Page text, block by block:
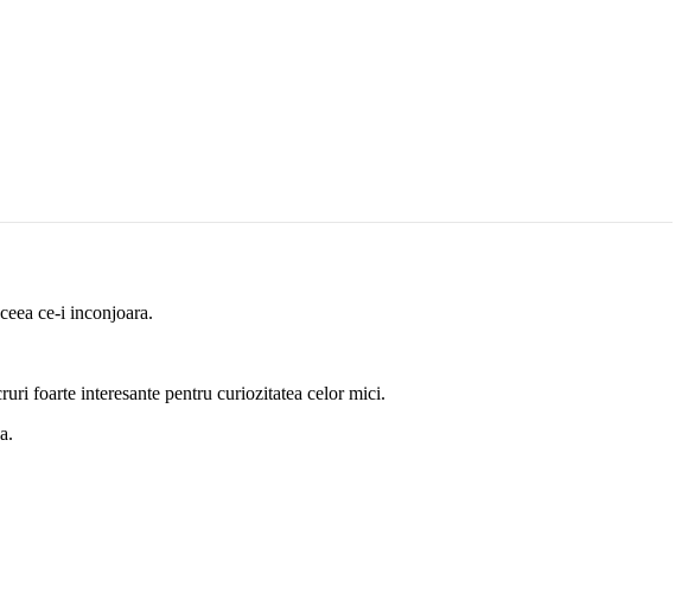
ce-i inconjoara.
foarte interesante pentru curiozitatea celor mici.